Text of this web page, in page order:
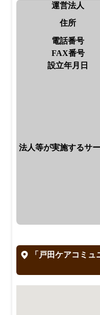
運営法人
住所
電話番号
FAX番号
設立年月日
法人等が実施するサ
「戸田ケアコミュ